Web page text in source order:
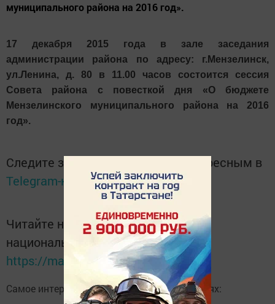
муниципального района на 2016 год».
17 декабря 2015 года в зале заседания
администрации района по адресу: г.Мензелинск,
ул.Ленина, д. 80 в 11.00 часов состоится сессия
Совета района с повесткой дня «О бюджете
Мензелинского муниципального района на 2016
год».
Следите за самым важным и интересным в
Telegram-каналеТатмедиа
Читайте новости Татарстана в
национальном мессенджере MАХ:
https://max.ru/tatmedia
Самое интересное в наших социальных сетях: